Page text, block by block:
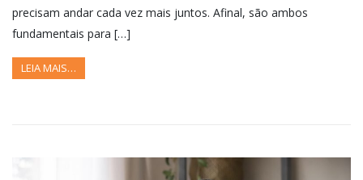
precisam andar cada vez mais juntos. Afinal, são ambos
fundamentais para […]
LEIA MAIS…